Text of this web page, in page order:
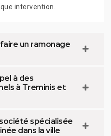
intervention.
un ramonage
à des
à Treminis et
spécialisée
dans la ville